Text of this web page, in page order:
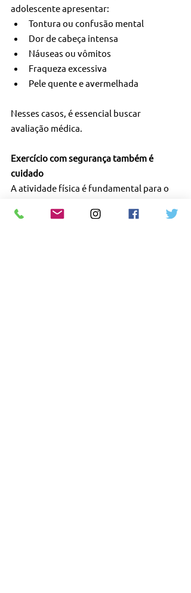
adolescente apresentar:
Tontura ou confusão mental
Dor de cabeça intensa
Náuseas ou vômitos
Fraqueza excessiva
Pele quente e avermelhada
Nesses casos, é essencial buscar
avaliação médica.
Exercício com segurança também é
cuidado
A atividade física é fundamental para o
ser adaptada às condições climáticas.